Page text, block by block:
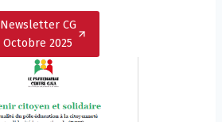
Newsletter CG
Octobre 2025